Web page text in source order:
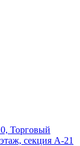
Торговый
секция А-21